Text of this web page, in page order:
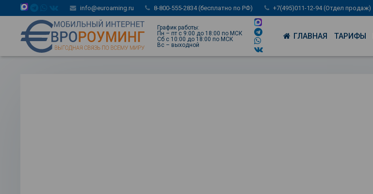
info@euroaming.ru 8-800-555-2834 (бесплатно по РФ) +7(495)011-12-94 (Отдел продаж)
График работы:
Пн – пт с 9:00 до 18:00 по МСК
Сб с 10:00 до 18:00 по МСК
Вс – выходной
ГЛАВНАЯ ТАРИФЫ